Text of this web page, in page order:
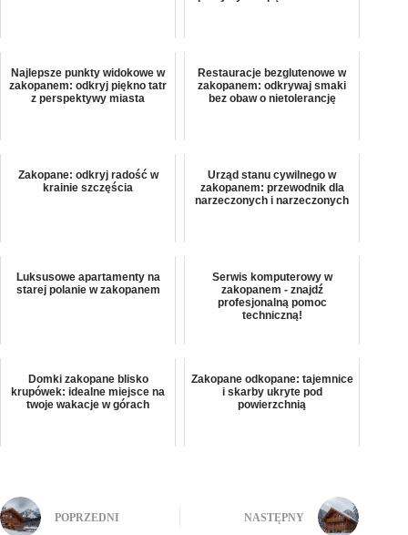
Najlepsze punkty widokowe w
zakopanem: odkryj piękno tatr
z perspektywy miasta
Restauracje bezglutenowe w
zakopanem: odkrywaj smaki
bez obaw o nietolerancję
Zakopane: odkryj radość w
krainie szczęścia
Urząd stanu cywilnego w
zakopanem: przewodnik dla
narzeczonych i narzeczonych
Luksusowe apartamenty na
starej polanie w zakopanem
Serwis komputerowy w
zakopanem - znajdź
profesjonalną pomoc
techniczną!
Domki zakopane blisko
krupówek: idealne miejsce na
twoje wakacje w górach
Zakopane odkopane: tajemnice
i skarby ukryte pod
powierzchnią
POPRZEDNI NASTĘPNY